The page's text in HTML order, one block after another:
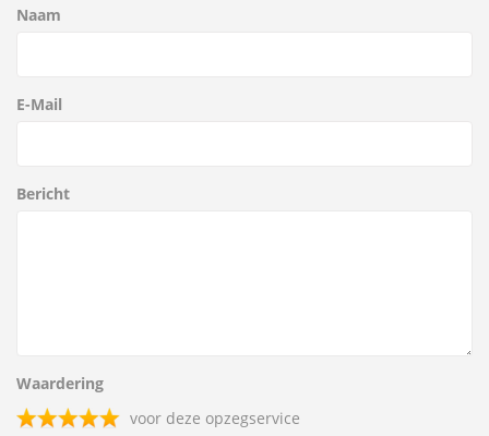
Naam
E-Mail
Bericht
Waardering
voor deze opzegservice